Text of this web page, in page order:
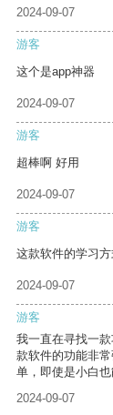
2024-09-07
游客
这个是app神器
2024-09-07
游客
超棒啊 好用
2024-09-07
游客
这款软件的学习
2024-09-07
游客
我一直在寻找一
款软件的功能非
单，即使是小白也
2024-09-07